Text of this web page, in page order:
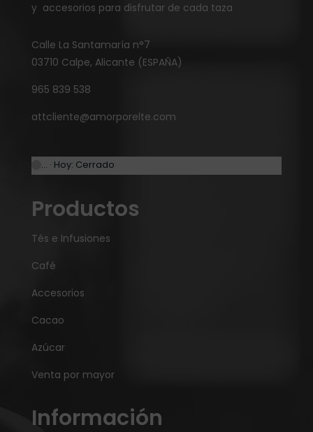
y accesorios para disfrutar de cada taza
Calle La Santamaría n°7
03710 Calpe, Alicante (ESPAÑA)
965 839 538
attcliente@amorporelte.com
… · Hoy: Cerrado
Productos
Tés e Infusiones
Café
Accesorios
Cacao
Azúcar
Venta por mayor
Información